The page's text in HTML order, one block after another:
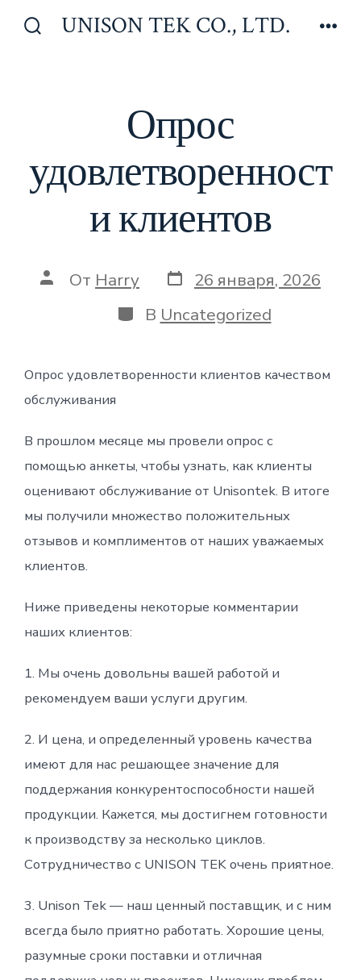
UNISON TEK CO., LTD.
Опрос
удовлетворенност
и клиентов
Автор
От Harry Дата
записи
26 января, 2026
Категории
В Uncategorized
Опрос удовлетворенности клиентов качеством
обслуживания
В прошлом месяце мы провели опрос с
помощью анкеты, чтобы узнать, как клиенты
оценивают обслуживание от Unisontek. В итоге
мы получили множество положительных
отзывов и комплиментов от наших уважаемых
клиентов.
Ниже приведены некоторые комментарии
наших клиентов:
1. Мы очень довольны вашей работой и
рекомендуем ваши услуги другим.
2. И цена, и определенный уровень качества
имеют для нас решающее значение для
поддержания конкурентоспособности нашей
продукции. Кажется, мы достигнем готовности
к производству за несколько циклов.
Сотрудничество с UNISON TEK очень приятное.
3. Unison Tek — наш ценный поставщик, и с ним
всегда было приятно работать. Хорошие цены,
разумные сроки поставки и отличная